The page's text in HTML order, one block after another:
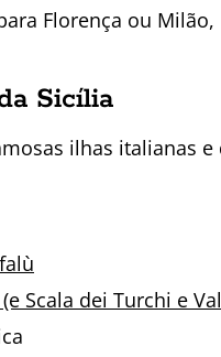
Florença ou
Sicília
ilhas italianas
Scala dei Turchi e